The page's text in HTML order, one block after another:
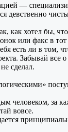
—
девственно
как хотел бы,
или факс в
есть ли в том,
Забывай все о
не сделал.
человеком, за
вовсе.